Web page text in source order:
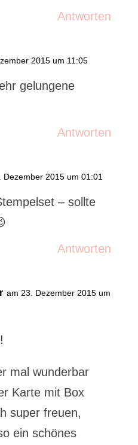
Antworten
2015 um 11:05
gelungene
Antworten
Dezember 2015 um 01:01
– sollte
Antworten
am 23. Dezember 2015 um
mal wunderbar
Karte mit Box
super freuen,
ein schönes